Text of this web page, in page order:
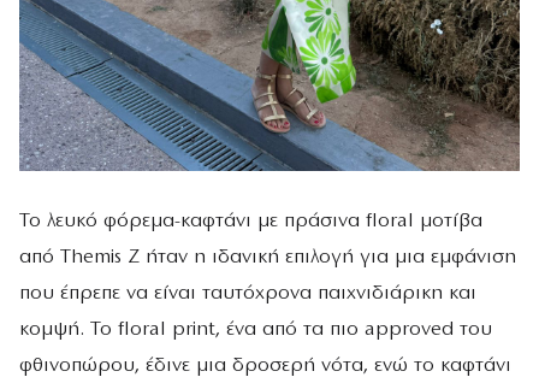
Το λευκό φόρεμα-καφτάνι με πράσινα floral μοτίβα
από Themis Z ήταν η ιδανική επιλογή για μια εμφάνιση
που έπρεπε να είναι ταυτόχρονα παιχνιδιάρικη και
κομψή. Το floral print, ένα από τα πιο approved του
φθινοπώρου, έδινε μια δροσερή νότα, ενώ το καφτάνι